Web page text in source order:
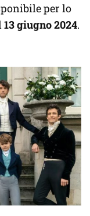
per lo
13 giugno 2024.